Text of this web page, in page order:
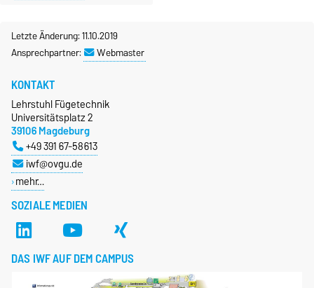
Letzte Änderung: 11.10.2019
Ansprechpartner:
Webmaster
SOZIALE MEDIEN
KONTAKT
Lehrstuhl Fügetechnik
Universitätsplatz 2
39106 Magdeburg
+49 391 67-58613
iwf@ovgu.de
mehr…
DAS IWF AUF DEM CAMPUS